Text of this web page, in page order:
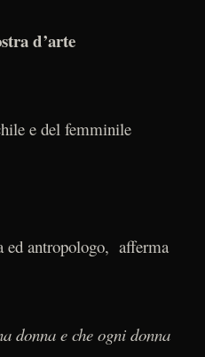
d’arte
e del femminile
ed antropologo, afferma
donna e che ogni donna